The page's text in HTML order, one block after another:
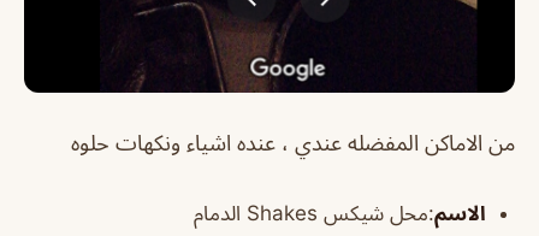
من الاماكن المفضله عندي ، عنده اشياء ونكهات حلوه
الاسم:محل شيكس Shakes الدمام